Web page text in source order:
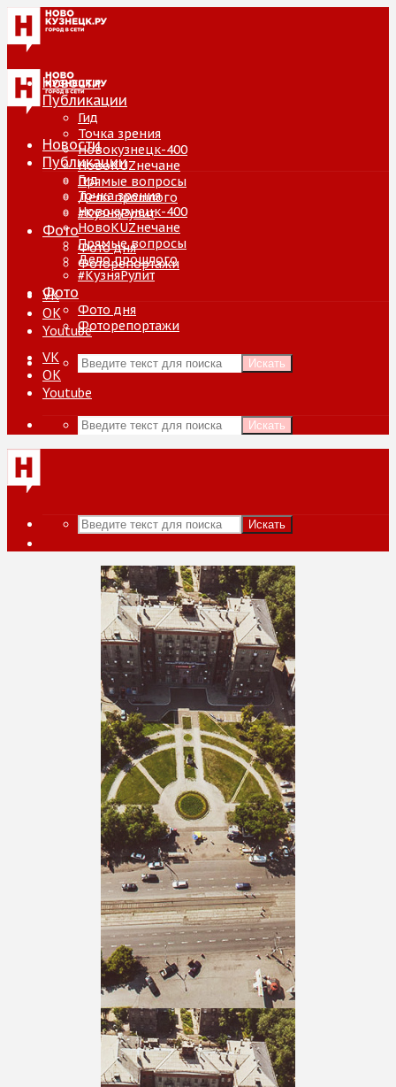
Новости
Публикации
Гид
Точка зрения
Новокузнецк-400
НовоKUZнечане
Прямые вопросы
Дело прошлого
#КузняРулит
Фото
Фото дня
Фоторепортажи
VK
ОК
Youtube
Искать
Новости
Публикации
Гид
Точка зрения
Новокузнецк-400
НовоKUZнечане
Прямые вопросы
Дело прошлого
#КузняРулит
Фото
Фото дня
Фоторепортажи
VK
ОК
Youtube
Искать
Искать